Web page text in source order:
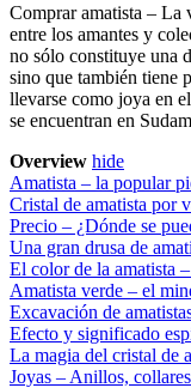
Comprar amatista – La
entre los amantes y
no sólo constituye una
sino que también tiene
llevarse como joya en
se encuentran en
Overview hide
Amatista – la popular
Cristal de amatista por
Precio – ¿Dónde se
Una gran drusa de
El color de la amatista
Amatista verde – el
Excavación de
Efecto y significado
La magia del cristal de
Joyas – Anillos,